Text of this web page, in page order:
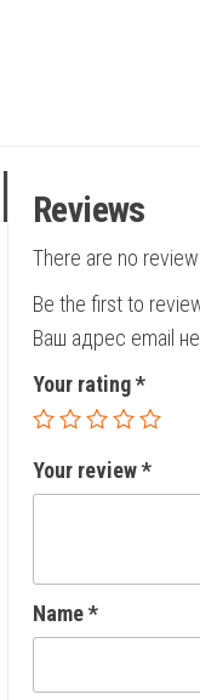
Reviews
There are no
Be the first to
Ваш адрес email
Your rating*
Your review*
Name*